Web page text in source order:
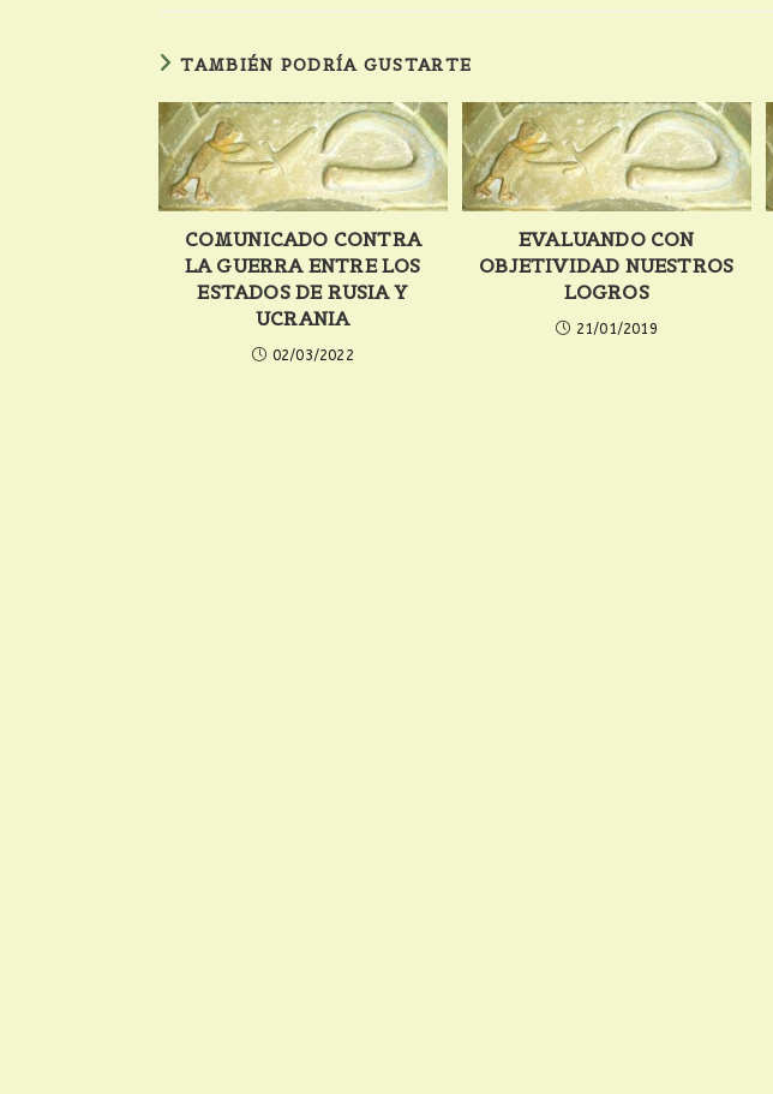
TAMBIÉN PODRÍA GUSTARTE
COMUNICADO CONTRA
LA GUERRA ENTRE LOS
ESTADOS DE RUSIA Y
UCRANIA
02/03/2022
EVALUANDO CON
OBJETIVIDAD NUESTROS
LOGROS
21/01/2019